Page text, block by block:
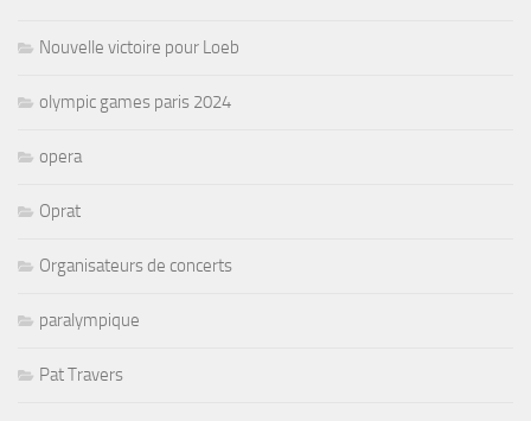
Nouvelle victoire pour Loeb
olympic games paris 2024
opera
Oprat
Organisateurs de concerts
paralympique
Pat Travers